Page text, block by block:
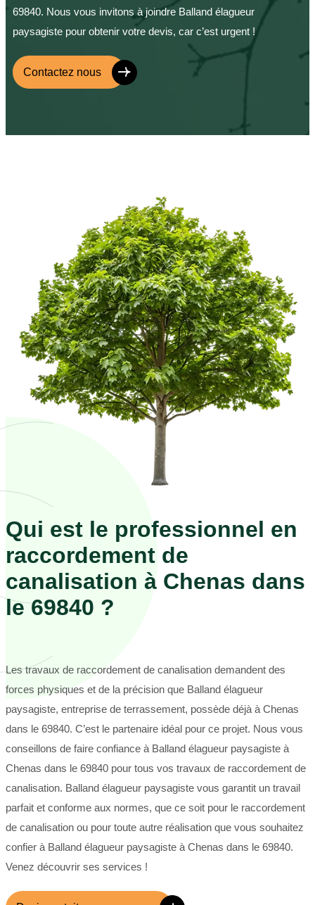
69840. Nous vous invitons à joindre Balland élagueur
paysagiste pour obtenir votre devis, car c’est urgent !
Contactez nous
Qui est le professionnel en
raccordement de
canalisation à Chenas dans
le 69840 ?
Les travaux de raccordement de canalisation demandent des
forces physiques et de la précision que Balland élagueur
paysagiste, entreprise de terrassement, possède déjà à Chenas
dans le 69840. C’est le partenaire idéal pour ce projet. Nous vous
conseillons de faire confiance à Balland élagueur paysagiste à
Chenas dans le 69840 pour tous vos travaux de raccordement de
canalisation. Balland élagueur paysagiste vous garantit un travail
parfait et conforme aux normes, que ce soit pour le raccordement
de canalisation ou pour toute autre réalisation que vous souhaitez
confier à Balland élagueur paysagiste à Chenas dans le 69840.
Venez découvrir ses services !